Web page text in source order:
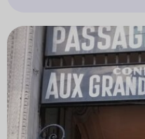
ayez à traverser le
emmèneront dans le
enfin vous feront
d’hier et d’aujourd’hui.
aussi bien des
étonnants, des façades
des passages oubliés
famille, en amoureux ou